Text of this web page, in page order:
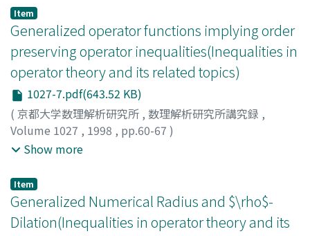
キ;ヤナギダ, マサヒロ
Item
Generalized operator functions implying order
preserving operator inequalities(Inequalities in
operator theory and its related topics)
1027-7.pdf(643.52 KB)
( 京都大学数理解析研究所 , 数理解析研究所講究録 ,
Volume 1027 , 1998 , pp.60-67 )
柳田, 昌宏;山崎, 丈明
ロ;ヤマザキ, タケアキ
Show more
Item
Generalized Numerical Radius and $\rho$-
Dilation(Inequalities in operator theory and its